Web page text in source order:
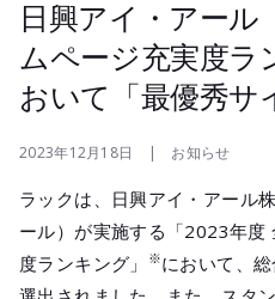
ニ
会
採
日興アイ・アール
ムページ充実度ラ
おいて「最優秀サ
2023年12月18日 | お知らせ
ラックは、日興アイ・アール
ール）が実施する「2023年度
度ランキング」
※において、